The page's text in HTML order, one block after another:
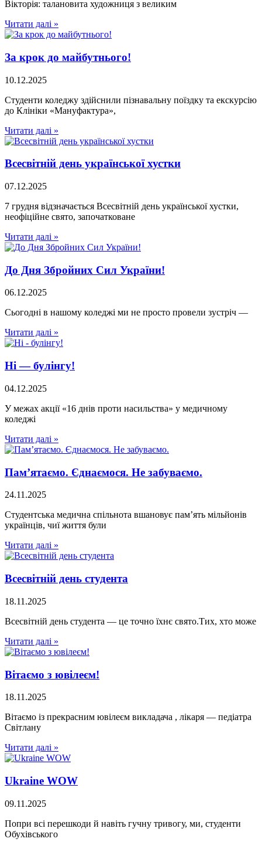
Вікторія: талановита художниця з великим
Читати далі »
За крок до майбутнього!
10.12.2025
Студенти коледжу здійснили пізнавальну поїздку та екскурсію
до Клініки «Мануфактура»,
Читати далі »
Всесвітній день української хустки
07.12.2025
7 грудня відзначається Всесвітній день української хустки,
неофіційне свято, започатковане
Читати далі »
До Дня Збройних Сил України!
06.12.2025
Сьогодні в нашому коледжі ми не просто провели зустріч —
Читати далі »
Ні — булінгу!
04.12.2025
У межах акції «16 днів проти насильства» у медичному
коледжі
Читати далі »
Пам’ятаємо. Єднаємося. Не забуваємо.
24.11.2025
Студентська медична спільнота вшановує пам’ять мільйонів
українців, чиї життя були
Читати далі »
Всесвітній день студента
18.11.2025
Всесвітній день студента — це точно їхнє свято.Тих, хто може
Читати далі »
Вітаємо з ювілеєм!
18.11.2025
Вітаємо із прекрасним ювілеєм викладача , лікаря — педіатра
Світлану
Читати далі »
Ukraine WOW
09.11.2025
Попри всі перешкоди й навіть гучну тривогу, ми, студенти
Обухівського